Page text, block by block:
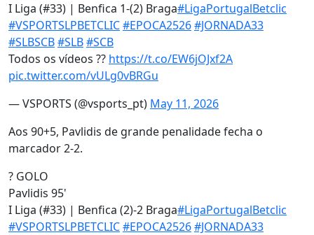
I Liga (#33) | Benfica 1-(2) Braga#LigaPortugalBetclic
#VSPORTSLPBETCLIC#EPOCA2526#JORNADA33
#SLBSCB#SLB#SCB
Todos os vídeos ?? https://t.co/EW6jOJxf2A
pic.twitter.com/vULg0vBRGu
— VSPORTS (@vsports_pt) May 11, 2026
Aos 90+5, Pavlidis de grande penalidade fecha o
marcador 2-2.
? GOLO
Pavlidis 95'
I Liga (#33) | Benfica (2)-2 Braga#LigaPortugalBetclic
#VSPORTSLPBETCLIC#EPOCA2526#JORNADA33